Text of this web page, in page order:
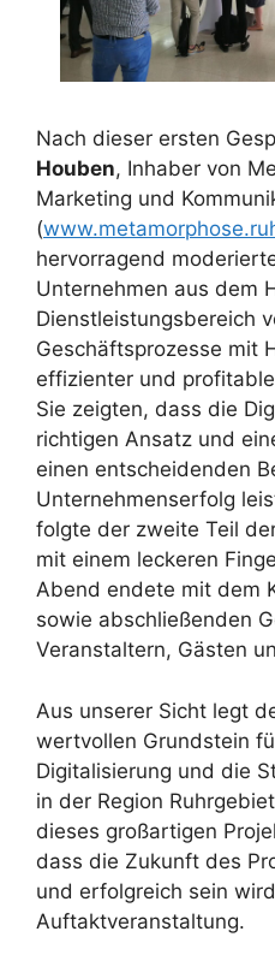
Nach dieser ersten
Houben, Inhaber von
Marketing und
(
hervorragend
Unternehmen aus dem
Dienstleistungsbereich
Geschäftsprozesse mit
effizienter und
Sie zeigten, dass die
richtigen Ansatz und
einen entscheidenden
Unternehmenserfolg
folgte der zweite Teil
mit einem leckeren
Abend endete mit dem
sowie abschließenden
Veranstaltern, Gästen
Aus unserer Sicht legt
wertvollen Grundstein
Digitalisierung und die
in der Region
dieses großartigen
dass die Zukunft des
und erfolgreich sein
Auftaktveranstaltung.